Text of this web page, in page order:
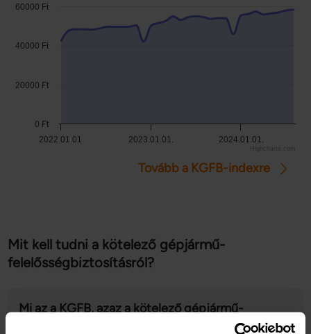
2022.01.01. 2023.01.01. 2024.01.01.
0 Ft
20000 Ft
40000 Ft
60000 Ft
Tovább a KGFB-indexre
Mit kell tudni a kötelező gépjármű-
felelősségbiztosításról?
Mi az a KGFB, azaz a kötelező gépjármű-